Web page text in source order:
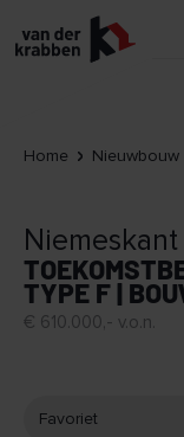
Home Nieuwbouw
Niemeskant
TYPE F |
€ 610.000,- v.o.n.
Favoriet